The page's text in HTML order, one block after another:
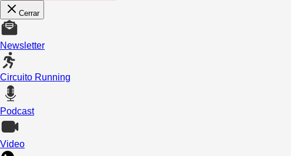
Cerrar
Newsletter
Circuito Running
Podcast
Video